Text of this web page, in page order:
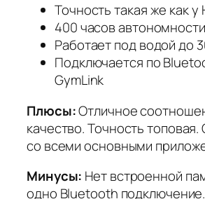
Точность такая же как у
400 часов автономности
Работает под водой до
Подключается по
GymLink
Плюсы:Отличное
качество. Точность
со всеми основными
Минусы: Нет встроенной
одно Bluetooth